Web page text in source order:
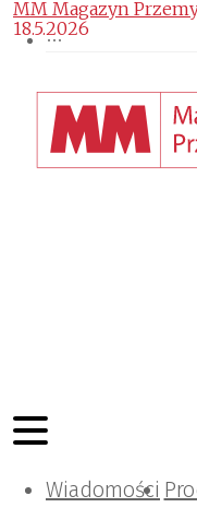
Wiadomości
Projektowanie i
Zarządzanie i IT
Tematy
MM Magazyn
18.5.2026